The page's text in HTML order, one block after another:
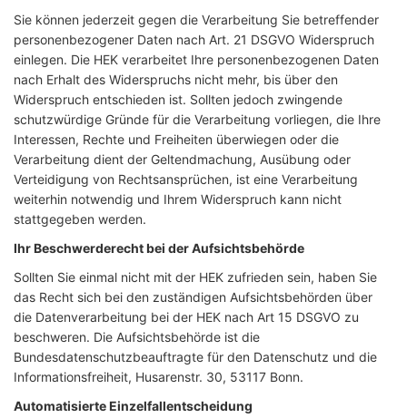
Sie können jederzeit gegen die Verarbeitung Sie betreffender
personenbezogener Daten nach Art. 21 DSGVO Widerspruch
einlegen. Die HEK verarbeitet Ihre personenbezogenen Daten
nach Erhalt des Widerspruchs nicht mehr, bis über den
Widerspruch entschieden ist. Sollten jedoch zwingende
schutzwürdige Gründe für die Verarbeitung vorliegen, die Ihre
Interessen, Rechte und Freiheiten überwiegen oder die
Verarbeitung dient der Geltendmachung, Ausübung oder
Verteidigung von Rechtsansprüchen, ist eine Verarbeitung
weiterhin notwendig und Ihrem Widerspruch kann nicht
stattgegeben werden.
Ihr Beschwerderecht bei der Aufsichtsbehörde
Sollten Sie einmal nicht mit der HEK zufrieden sein, haben Sie
das Recht sich bei den zuständigen Aufsichtsbehörden über
die Datenverarbeitung bei der HEK nach Art 15 DSGVO zu
beschweren. Die Aufsichtsbehörde ist die
Bundesdatenschutzbeauftragte für den Datenschutz und die
Informationsfreiheit, Husarenstr. 30, 53117 Bonn.
Automatisierte Einzelfallentscheidung